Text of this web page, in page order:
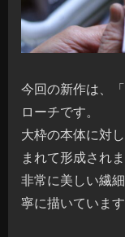
今回の新作は、
ローチです。
大枠の本体に対
まれて形成されま
非常に美しい繊
寧に描いています